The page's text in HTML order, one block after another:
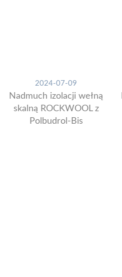
2024-07-09
Nadmuch izolacji wełną
skalną ROCKWOOL z
Polbudrol-Bis